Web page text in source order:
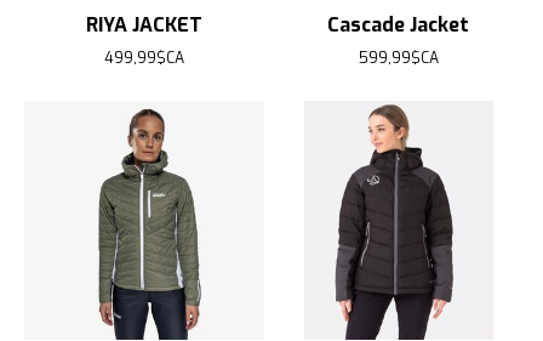
RIYA JACKET
499,99$CA
Cascade Jacket
599,99$CA